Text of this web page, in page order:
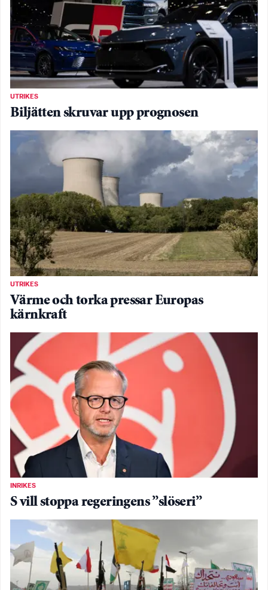
UTRIKES
Biljätten skruvar upp prognosen
UTRIKES
Värme och torka pressar Europas
kärnkraft
INRIKES
S vill stoppa regeringens ”slöseri”